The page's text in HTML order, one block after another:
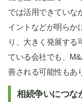
では活用できていな
イントなどが明らか
り、大きく発展する
ている会社でも、
善される可能性もあ
相続争いにつな